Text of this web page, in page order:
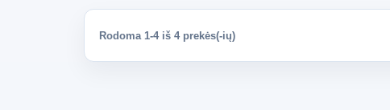
Rodoma 1-4 iš 4 prekės(-ių)